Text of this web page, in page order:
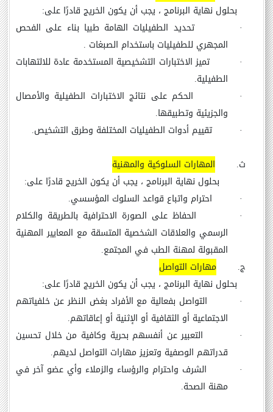
بحلول نهاية البرنامج ، يجب أن يكون الخريج قادرًا على:
·
تحديد الطفيليات الهامة طبيا بناء على الفحص
المجهري للطفيليات باستخدام الصبغات .
·
تميز الاختبارات التشخيصية المستخدمة عادة للالتهابات
الطفيلية.
·
الحكم على نتائج الاختبارات الطفيلية والأمصال
والجزيئية وتطبيقها.
·
تقييم أدوات الطفيليات المختلفة وطرق التشخيص.
ث‌.
المهارات السلوكية والمهنية
بحلول نهاية البرنامج ، يجب أن يكون الخريج قادرًا على:
·
احترام واتباع قواعد السلوك المؤسسي.
·
الحفاظ على الصورة الاحترافية بالطريقة والكلام
الرسمي والعلاقات الشخصية المتسقة مع المعايير المهنية
المقبولة لمهنة الطب في المجتمع.
ج‌.
مهارات التواصل
بحلول نهاية البرنامج ، يجب أن يكون الخريج قادرًا على:
·
التواصل بفعالية مع الأفراد بغض النظر عن خلفياتهم
الاجتماعية أو الثقافية أو الإثنية أو إعاقاتهم.
·
التعبير عن أنفسهم بحرية وكافية من خلال تحسين
قدراتهم الوصفية وتعزيز مهارات التواصل لديهم.
·
الشرف واحترام والرؤساء والزملاء وأي عضو آخر في
مهنة الصحة.